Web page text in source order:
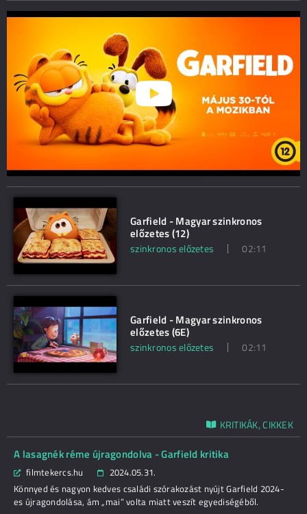
Garfield - Magyar szinkronos
előzetes (12)
szinkronos előzetes 02:11
Garfield - Magyar szinkronos
előzetes (6E)
szinkronos előzetes 02:11
KRITIKÁK, CIKKEK
A lasagnék réme újragondolva - Garfield kritika
filmtekercs.hu
2024.05.31.
Könnyed és nagyon kedves családi szórakozást nyújt Garfield 2024-
es újragondolása, ám „mai” volta miatt veszít egyediségéből.